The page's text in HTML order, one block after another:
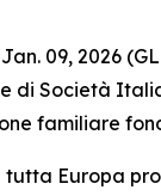
09, 2026
di Società
familiare
tutta Europa